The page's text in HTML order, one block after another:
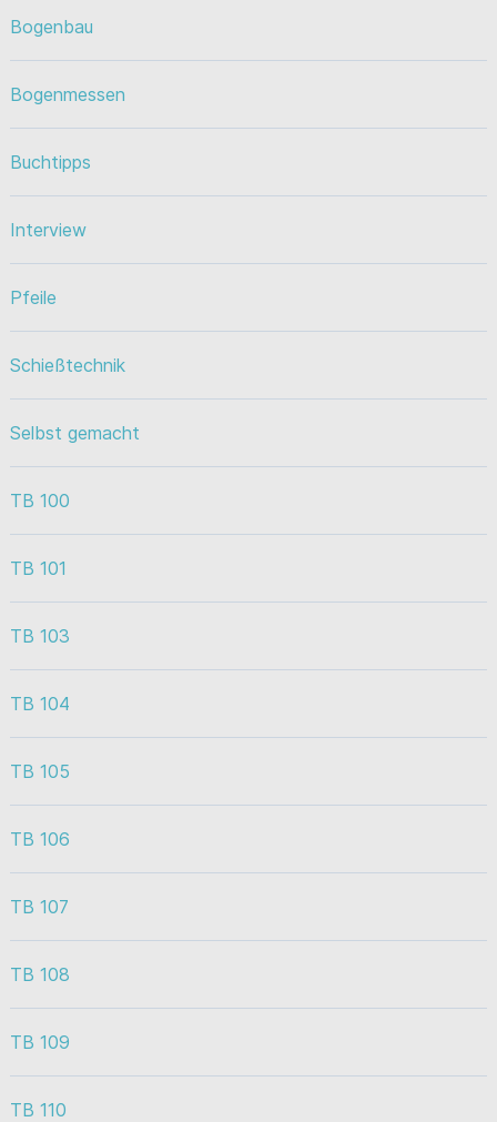
Bogenbau
Bogenmessen
Buchtipps
Interview
Pfeile
Schießtechnik
Selbst gemacht
TB 100
TB 101
TB 103
TB 104
TB 105
TB 106
TB 107
TB 108
TB 109
TB 110